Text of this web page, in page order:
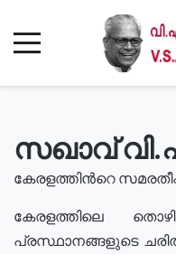
സഖാവ്
കേരളത്തിൻറെ
കേരളത്തിലെ
പ്രസ്ഥാനങ്ങളുടെ